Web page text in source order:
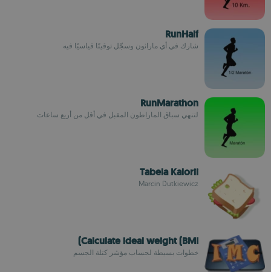
RunHalf
شارك في أي ماراثون وسجّل توقيتًا قياسيًا فيه
RunMarathon
لتنهي سباق الماراطون المقبل في أقل من أربع ساعات
Tabela Kalorii
Marcin Dutkiewicz
Calculate ideal weight (BMI)
خطوات بسيطة لحساب مؤشر كتلة الجسم